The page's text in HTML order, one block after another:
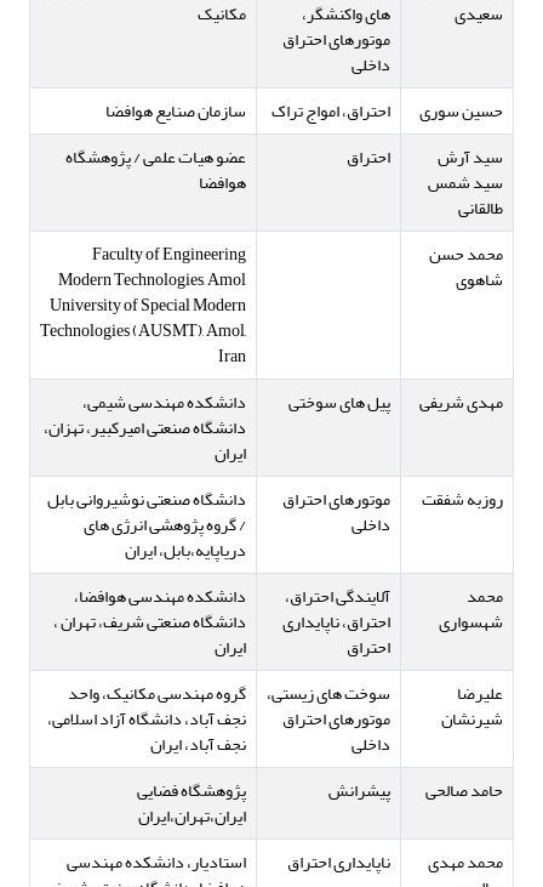
سعیدی های واکنشگر،
موتورهای احتراق
داخلی
مکانیک
حسین سوری احتراق، امواج تراک
سازمان صنایع هوافضا
سید آرش
سید شمس
طالقانی
احتراق عضو هیات علمی / پژوهشگاه
هوافضا
محمد حسن
شاهوی
Faculty of Engineering
Modern Technologies, Amol
University of Special Modern
Technologies (AUSMT), Amol,
Iran
مهدی شریفی
پیل های سوختی دانشکده مهندسی شیمی،
دانشگاه صنعتی امیرکبیر، تهزان،
ایران
روزبه شفقت
موتورهای احتراق
داخلی
دانشگاه صنعتی نوشیروانی بابل
/ گروه پژوهشی انرژی های
دریاپایه،بابل، ایران
محمد
شهسواری
آلایندگی احتراق،
احتراق، ناپایداری
احتراق
دانشکده مهندسی هوافضا،
دانشگاه صنعتی شریف، تهران ،
ایران
علیرضا
شیرنشان
سوخت های زیستی،
موتورهای احتراق
داخلی
گروه مهندسی مکانیک، واحد
نجف آباد، دانشگاه آزاد اسلامی،
نجف آباد، ایران
حامد صالحی
پیشرانش پژوهشگاه فضایی
ایران،تهران،ایران
محمد مهدی
ناپایداری احتراق استادیار، دانشکده مهندسی